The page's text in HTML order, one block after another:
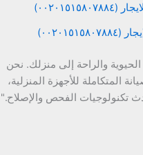
والراحة إلى منزلك. نحن
للأجهزة المنزلية،
تكنولوجيات الفحص والإصلاح."